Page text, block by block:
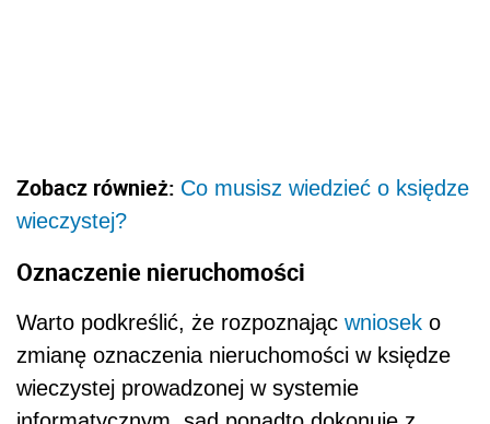
Zobacz również: Co musisz wiedzieć o księdze
wieczystej?
Oznaczenie nieruchomości
Warto podkreślić, że rozpoznając wniosek o
zmianę oznaczenia nieruchomości w księdze
wieczystej prowadzonej w systemie